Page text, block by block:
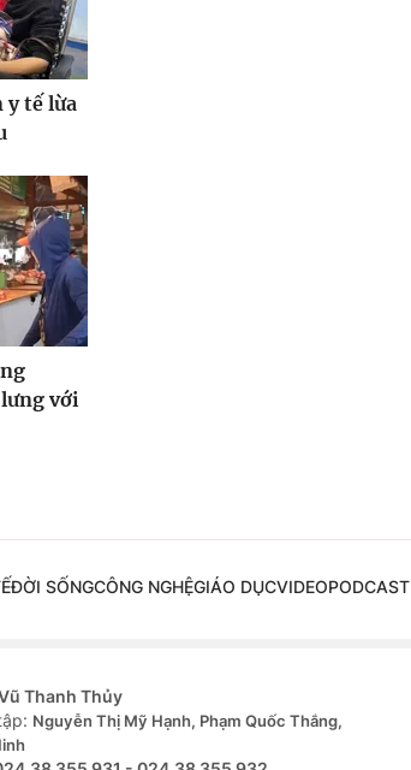
y tế lừa
với
ĐỜI SỐNGCÔNG NGHỆGIÁO DỤCVIDEOPODCAST
Thanh Thủy
Nguyễn Thị Mỹ Hạnh, Phạm Quốc Thắng,